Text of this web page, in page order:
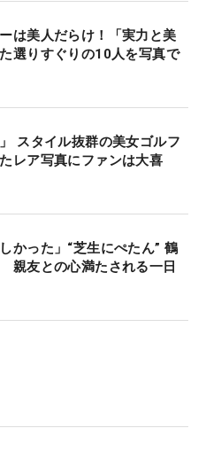
は美人だらけ！「実力と美
選りすぐりの10人を写真で
」 スタイル抜群の美女ゴルフ
レア写真にファンは大喜
かった」“芝生にぺたん” 鶴
親友との心満たされる一日